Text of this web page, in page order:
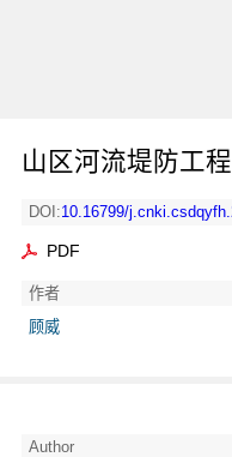
山区河流堤防工
DOI:10.16799/
PDF
作者
顾威
Author